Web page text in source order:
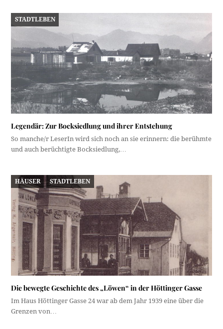
STADTLEBEN
Legendär: Zur Bocksiedlung und ihrer Entstehung
So manche/r LeserIn wird sich noch an sie erinnern: die berühmte
und auch berüchtigte Bocksiedlung,…
HÄUSER STADTLEBEN
Die bewegte Geschichte des „Löwen“ in der Höttinger Gasse
Im Haus Höttinger Gasse 24 war ab dem Jahr 1939 eine über die
Grenzen von…